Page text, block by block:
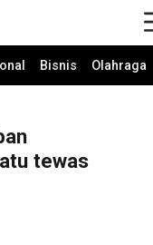
Bisnis Olahraga
tewas